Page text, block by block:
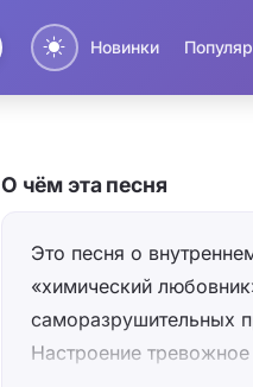
Новинки
О чём эта песня
Это песня о
«химический
саморазрушительных
Настроение